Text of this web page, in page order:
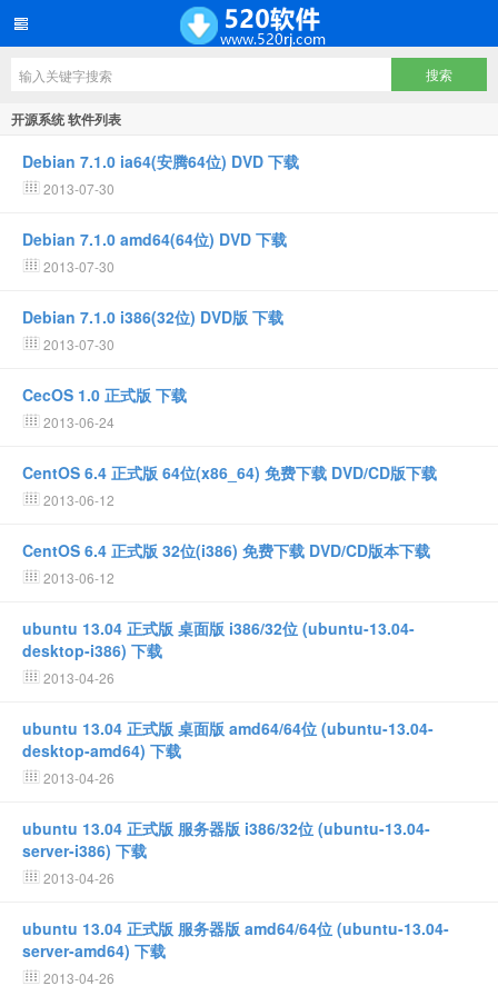
开源系统 软件列表
Debian 7.1.0 ia64(安腾64位) DVD 下载
2013-07-30
Debian 7.1.0 amd64(64位) DVD 下载
2013-07-30
Debian 7.1.0 i386(32位) DVD版 下载
2013-07-30
CecOS 1.0 正式版 下载
2013-06-24
CentOS 6.4 正式版 64位(x86_64) 免费下载 DVD/CD版下载
2013-06-12
CentOS 6.4 正式版 32位(i386) 免费下载 DVD/CD版本下载
2013-06-12
ubuntu 13.04 正式版 桌面版 i386/32位 (ubuntu-13.04-
desktop-i386) 下载
2013-04-26
ubuntu 13.04 正式版 桌面版 amd64/64位 (ubuntu-13.04-
desktop-amd64) 下载
2013-04-26
ubuntu 13.04 正式版 服务器版 i386/32位 (ubuntu-13.04-
server-i386) 下载
2013-04-26
ubuntu 13.04 正式版 服务器版 amd64/64位 (ubuntu-13.04-
server-amd64) 下载
2013-04-26